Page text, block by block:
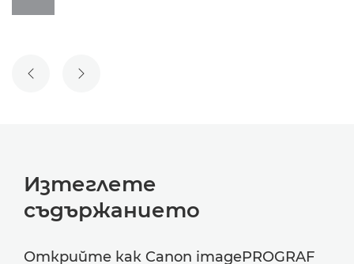
ПРЕДИШЕН СЛАЙД
СЛЕДВАЩ СЛАЙД
Изтеглете
съдържанието
Открийте как Canon imagePROGRAF